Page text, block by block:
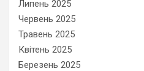
Липень 2025
Червень 2025
Травень 2025
Квітень 2025
Березень 2025